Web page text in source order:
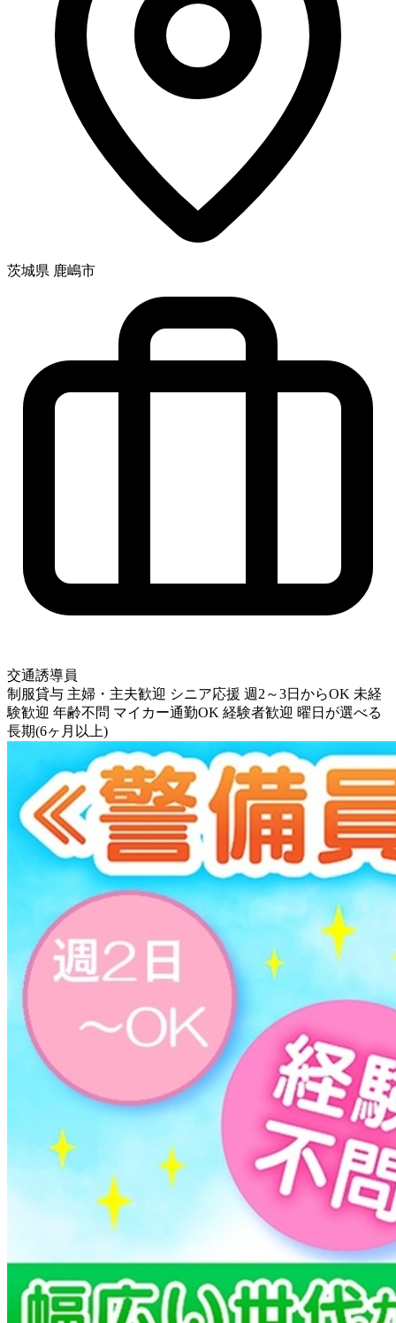
茨城県 鹿嶋市
交通誘導員
制服貸与 主婦・主夫歓迎 シニア応援 週2～3日からOK 未経
験歓迎 年齢不問 マイカー通勤OK 経験者歓迎 曜日が選べる
長期(6ヶ月以上)